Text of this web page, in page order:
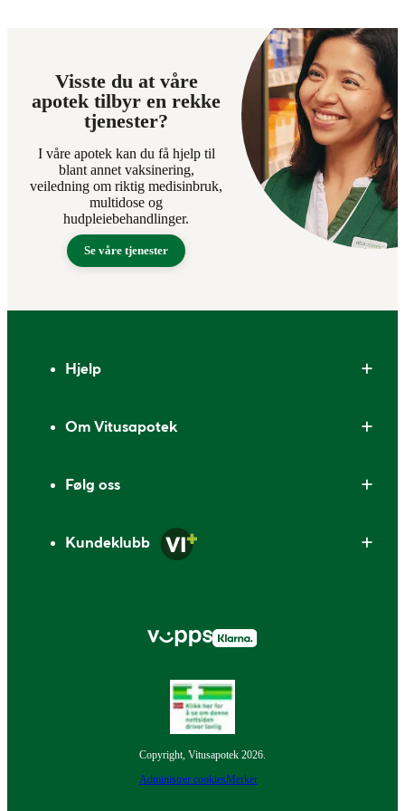
Visste du at våre
apotek tilbyr en rekke
tjenester?
I våre apotek kan du få hjelp til
blant annet vaksinering,
veiledning om riktig medisinbruk,
multidose og
hudpleiebehandlinger.
Se våre tjenester
Hjelp
Om Vitusapotek
Følg oss
Kundeklubb
Copyright, Vitusapotek 2026.
Administrer cookiesMerker